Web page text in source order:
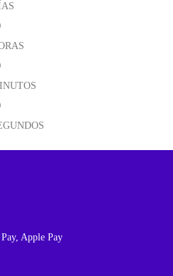
Apple Pay